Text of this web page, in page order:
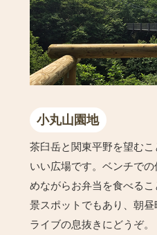
小丸山園地
茶臼岳と関東平野を望む
いい広場です。ベンチで
めながらお弁当を食べる
景スポットでもあり、朝
ライブの息抜きにどうぞ。